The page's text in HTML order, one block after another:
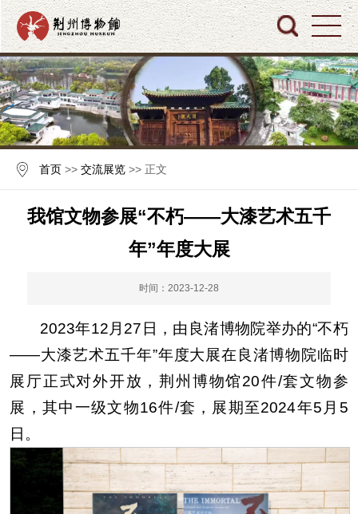
首页 >>交流展览 >> 正文
我馆文物参展“不朽——大漆艺术五千
年”年度大展
时间：2023-12-28
2023年12月27日，由良渚博物院举办的“不朽
——大漆艺术五千年”年度大展在良渚博物院临时
展厅正式对外开放，荆州博物馆20件/套文物参
展，其中一级文物16件/套，展期至2024年5月5
日。